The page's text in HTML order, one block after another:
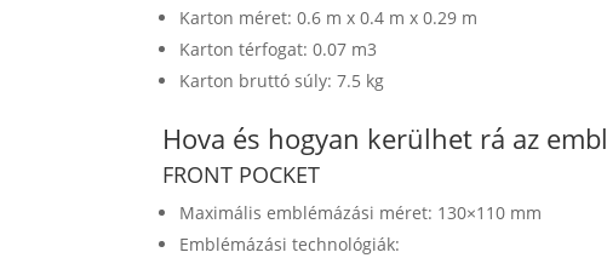
Karton méret: 0.6 m x 0.4 m x 0.29 m
Karton térfogat: 0.07 m3
Karton bruttó súly: 7.5 kg
Hova és hogyan kerülhet rá az
FRONT POCKET
Maximális emblémázási méret: 130×110 mm
Emblémázási technológiák: